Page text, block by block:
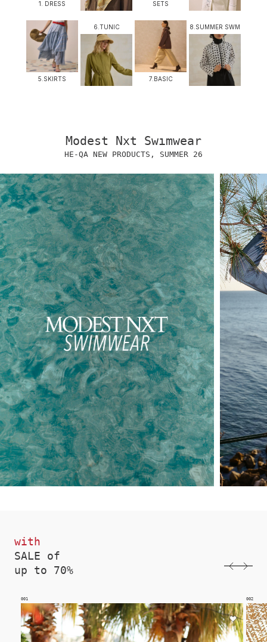
1. DRESS
SETS
5.SKIRTS
6.TUNIC
7.BASIC
8.SUMMER SWM
Modest Nxt Swımwear
HE-QA NEW PRODUCTS, SUMMER 26
with
SALE of
up to 70%
002 003